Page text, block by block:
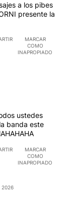
a los pibes
presente la
MARCAR
COMO
INAPROPIADO
ustedes
banda este
MARCAR
COMO
INAPROPIADO
2026